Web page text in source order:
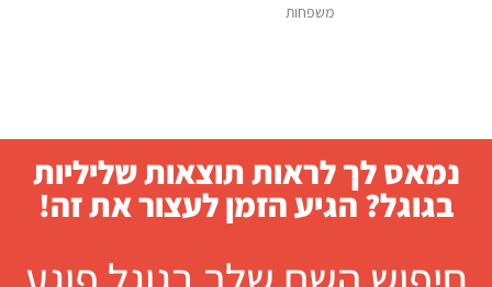
משפחות
נמאס לך לראות תוצאות שליליות
בגוגל? הגיע הזמן לעצור את זה!